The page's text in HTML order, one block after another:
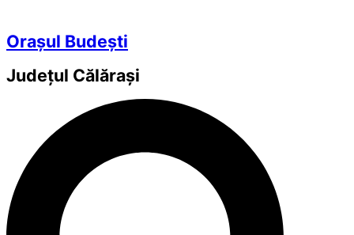
Orașul Budești
Județul Călărași